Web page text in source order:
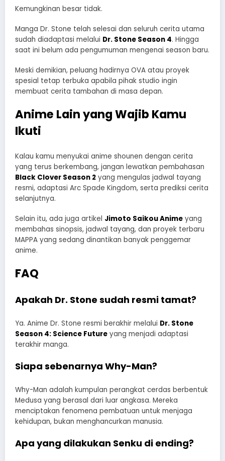
Kemungkinan besar tidak.
Manga Dr. Stone telah selesai dan seluruh cerita utama
sudah diadaptasi melalui Dr. Stone Season 4. Hingga
saat ini belum ada pengumuman mengenai season baru.
Meski demikian, peluang hadirnya OVA atau proyek
spesial tetap terbuka apabila pihak studio ingin
membuat cerita tambahan di masa depan.
Anime Lain yang Wajib Kamu
Ikuti
Kalau kamu menyukai anime shounen dengan cerita
yang terus berkembang, jangan lewatkan pembahasan
Black Clover Season 2 yang mengulas jadwal tayang
resmi, adaptasi Arc Spade Kingdom, serta prediksi cerita
selanjutnya.
Selain itu, ada juga artikel Jimoto Saikou Anime yang
membahas sinopsis, jadwal tayang, dan proyek terbaru
MAPPA yang sedang dinantikan banyak penggemar
anime.
FAQ
Apakah Dr. Stone sudah resmi tamat?
Ya. Anime Dr. Stone resmi berakhir melalui Dr. Stone
Season 4: Science Future yang menjadi adaptasi
terakhir manga.
Siapa sebenarnya Why-Man?
Why-Man adalah kumpulan perangkat cerdas berbentuk
Medusa yang berasal dari luar angkasa. Mereka
menciptakan fenomena pembatuan untuk menjaga
kehidupan, bukan menghancurkan manusia.
Apa yang dilakukan Senku di ending?